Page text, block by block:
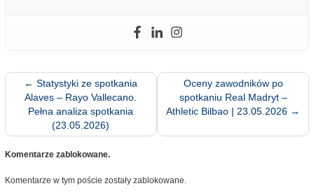
← Statystyki ze spotkania
Alaves – Rayo Vallecano.
Pełna analiza spotkania
(23.05.2026)
Oceny zawodników po
spotkaniu Real Madryt –
Athletic Bilbao | 23.05.2026 →
Komentarze zablokowane.
Komentarze w tym poście zostały zablokowane.